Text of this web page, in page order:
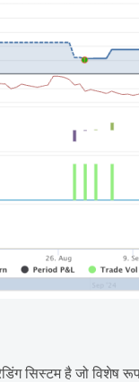
सिस्टम है जो